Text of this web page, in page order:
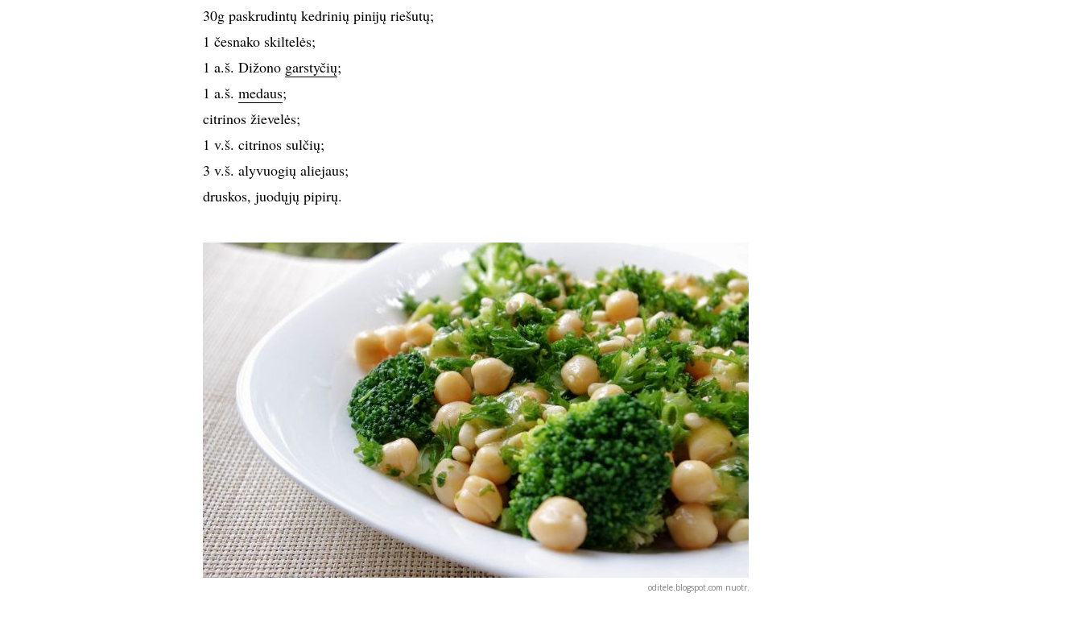
30g paskrudintų kedrinių pinijų riešutų;
1 česnako skiltelės;
1 a.š. Dižono garstyčių;
1 a.š. medaus;
citrinos žievelės;
1 v.š. citrinos sulčių;
3 v.š. alyvuogių aliejaus;
druskos, juodųjų pipirų.
oditele.blogspot.com nuotr.